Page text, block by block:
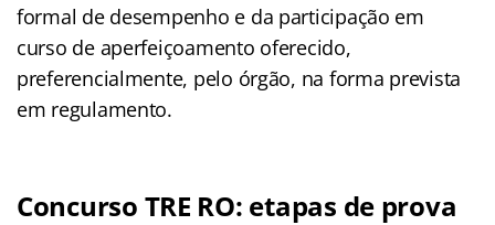
formal de desempenho e da participação em
curso de aperfeiçoamento oferecido,
preferencialmente, pelo órgão, na forma prevista
em regulamento.
Concurso TRE RO: etapas de prova